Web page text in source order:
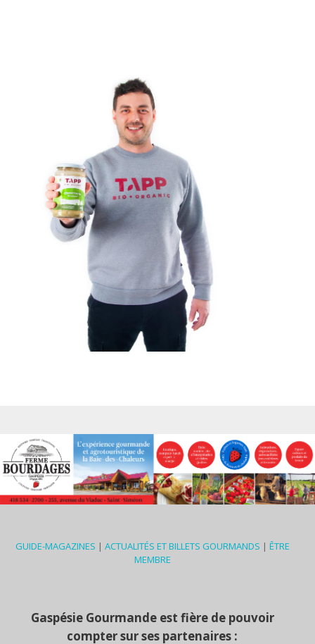
GUIDE-MAGAZINES | ACTUALITÉS ET BILLETS GOURMANDS | ÊTRE
MEMBRE
Gaspésie Gourmande est fière de pouvoir
compter sur ses partenaires :